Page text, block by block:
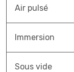
Air pulsé
Immersion
Sous vide